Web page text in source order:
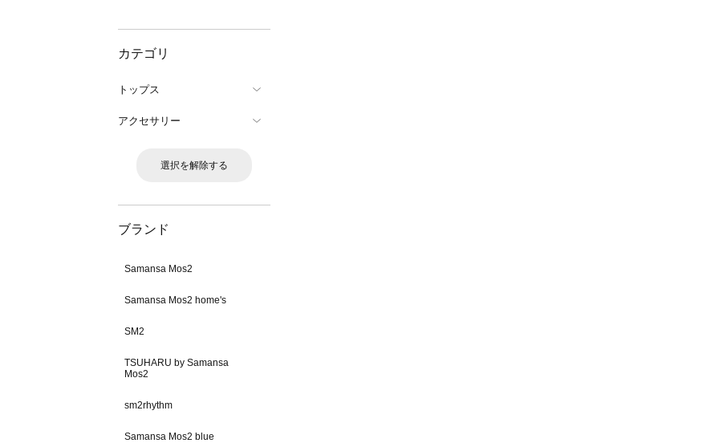
カテゴリ
トップス
アクセサリー
選択を解除する
ブランド
Samansa Mos2
Samansa Mos2 home's
SM2
TSUHARU by Samansa
Mos2
sm2rhythm
Samansa Mos2 blue